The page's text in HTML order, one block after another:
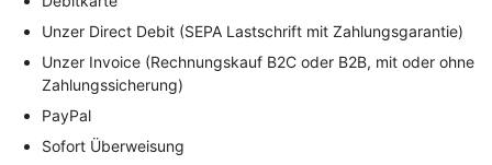
Unzer Direct Debit (SEPA Lastschrift mit Zahlungsgarantie)
Unzer Invoice (Rechnungskauf B2C oder B2B, mit oder ohne
Zahlungssicherung)
PayPal
Sofort Überweisung